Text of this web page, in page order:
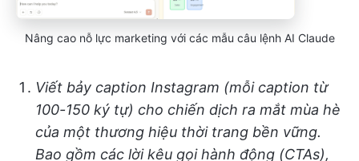
Nâng cao nỗ lực marketing với các mẫu câu lệnh AI Claude
Viết bảy caption Instagram (mỗi caption từ
100-150 ký tự) cho chiến dịch ra mắt mùa hè
của một thương hiệu thời trang bền vững.
Bao gồm các lời kêu gọi hành động (CTAs),